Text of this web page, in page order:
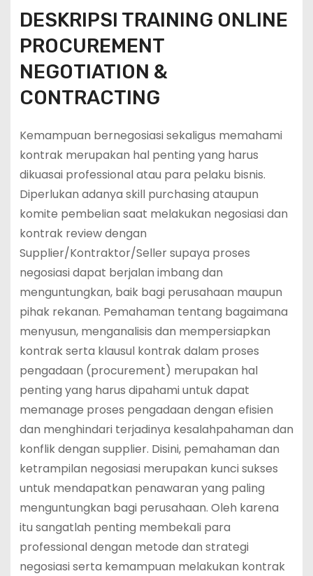
DESKRIPSI TRAINING ONLINE
PROCUREMENT
NEGOTIATION &
CONTRACTING
Kemampuan bernegosiasi sekaligus memahami
kontrak merupakan hal penting yang harus
dikuasai professional atau para pelaku bisnis.
Diperlukan adanya skill purchasing ataupun
komite pembelian saat melakukan negosiasi dan
kontrak review dengan
Supplier/Kontraktor/Seller supaya proses
negosiasi dapat berjalan imbang dan
menguntungkan, baik bagi perusahaan maupun
pihak rekanan. Pemahaman tentang bagaimana
menyusun, menganalisis dan mempersiapkan
kontrak serta klausul kontrak dalam proses
pengadaan (procurement) merupakan hal
penting yang harus dipahami untuk dapat
memanage proses pengadaan dengan efisien
dan menghindari terjadinya kesalahpahaman dan
konflik dengan supplier. Disini, pemahaman dan
ketrampilan negosiasi merupakan kunci sukses
untuk mendapatkan penawaran yang paling
menguntungkan bagi perusahaan. Oleh karena
itu sangatlah penting membekali para
professional dengan metode dan strategi
negosiasi serta kemampuan melakukan kontrak